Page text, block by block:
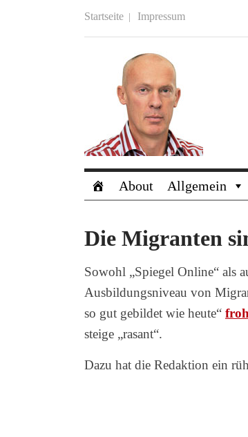
Startseite Impressum
About Allgemein
Die Migranten
Sowohl „Spiegel Online“ als
Ausbildungsniveau von
so gut gebildet wie heute“
steige „rasant“.
Dazu hat die Redaktion ein